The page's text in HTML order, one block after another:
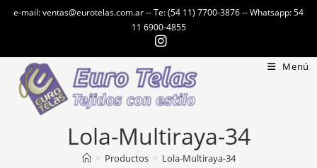
e-mail: ventas@eurotelas.com.ar -- Te: (54 11) 7700-3876 -- Whatsapp: 54
11 6900-4855
Menú
Lola-Multiraya-34
> Productos > Lola-Multiraya-34